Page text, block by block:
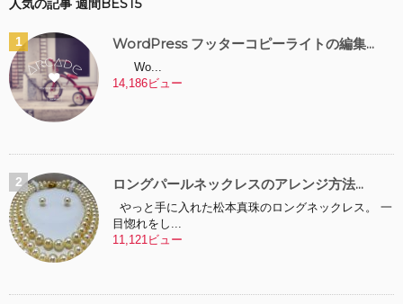
人気の記事 週間BEST5
WordPress フッターコピーライトの編集...
Wo...
14,186ビュー
ロングパールネックレスのアレンジ方法...
やっと手に入れた松本真珠のロングネックレス。 一
目惚れをし...
11,121ビュー